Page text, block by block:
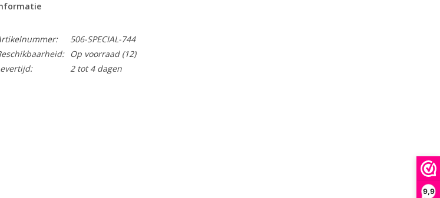
9,9
506-SPECIAL-744
Op voorraad(12)
2 tot 4 dagen